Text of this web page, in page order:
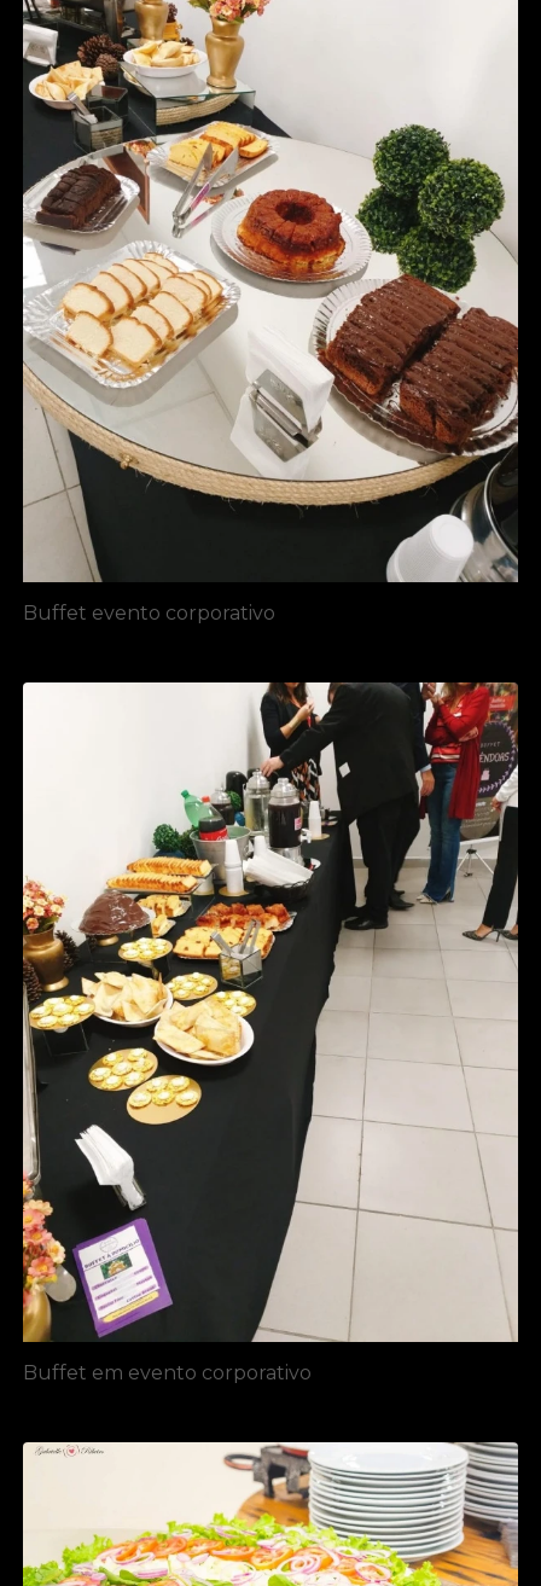
Buffet evento corporativo
Buffet em evento corporativo